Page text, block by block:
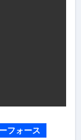
フォース